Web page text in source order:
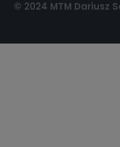
© 2024 MTM Dariusz